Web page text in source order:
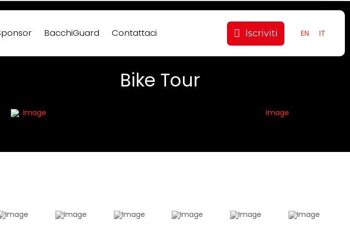
BacchiGuard Contattaci Iscriviti EN IT
Bike Tour